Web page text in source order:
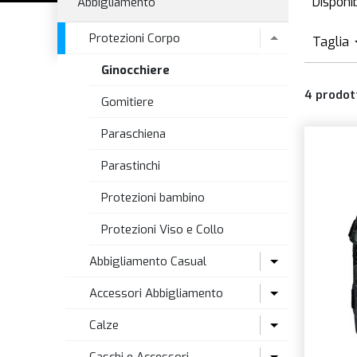
Protezioni Corpo
Ginocchiere
Gomitiere
Paraschiena
Parastinchi
Protezioni bambino
Protezioni Viso e Collo
Abbigliamento Casual
T-Shirt e Camicie
Accessori Abbigliamento
Alta visibilità
Calze
Taglia
4